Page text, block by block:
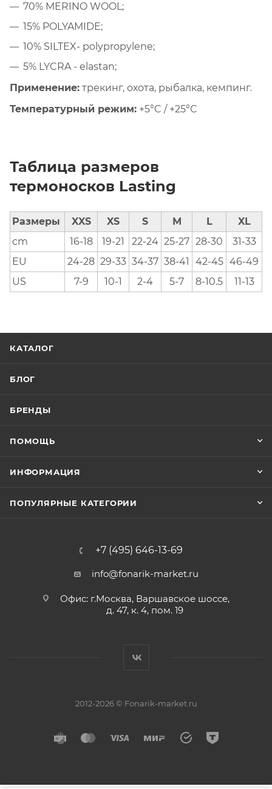
70% MERINO WOOL;
15% POLYAMIDE;
10% SILTEX- polypropylene;
5% LYCRA - elastan;
Применение: трекинг, охота, рыбалка, кемпинг.
Температурный режим: +5°C / +25°C
Таблица размеров
термоносков Lasting
Размеры XXS XS S M L
XL
cm
16-18 19-21 22-24 25-27 28-30
31-33
EU
24-28 29-33 34-37 38-41 42-45 46-49
US
7-9 10-1 2-4 5-7 8-10.5 11-13
КАТАЛОГ
БЛОГ
БРЕНДЫ
ПОМОЩЬ
ИНФОРМАЦИЯ
ПОПУЛЯРНЫЕ КАТЕГОРИИ
+7 (495) 646-13-69
info@fonarik-market.ru
Офис: г.Москва, Варшавское шоссе,
д. 47, к. 4, пом. 19
2012-2026 © Fonarik-market.ru